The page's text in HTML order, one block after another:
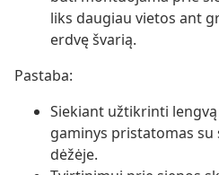
liks daugiau vietos ant
erdvę švarią.
Pastaba:
Siekiant užtikrinti
gaminys pristatomas
dėžėje.